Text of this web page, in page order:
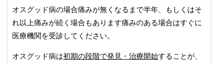
オスグッド病の場合痛みが無くなるまで半年、もしくはそ
れ以上痛みが続く場合もあります痛みのある場合はすぐに
医療機関を受診してください。
オスグッド病は初期の段階で発見・治療開始することが、